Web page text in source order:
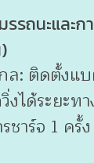
รรถนะและ
ล: ติดตั้งแ
ได้ระยะท
าร์จ 1 ครั้